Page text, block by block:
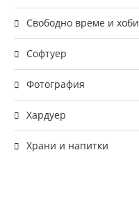
Свободно време и хоби
Софтуер
Фотография
Хардуер
Храни и напитки